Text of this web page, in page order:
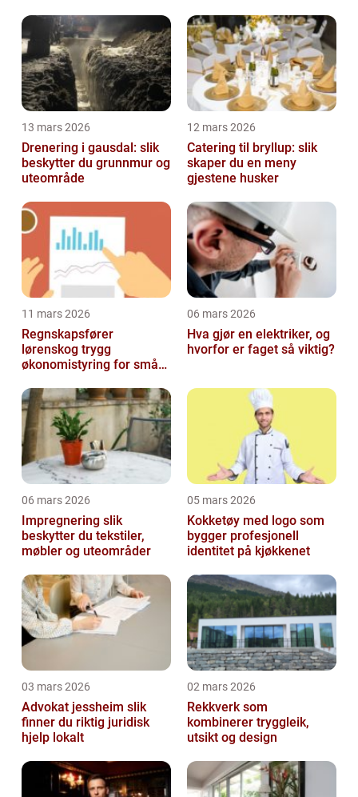
13 mars 2026
Drenering i gausdal: slik
beskytter du grunnmur og
uteområde
12 mars 2026
Catering til bryllup: slik
skaper du en meny
gjestene husker
11 mars 2026
Regnskapsfører
lørenskog trygg
økonomistyring for små
06 mars 2026
Hva gjør en elektriker, og
hvorfor er faget så viktig?
06 mars 2026
Impregnering slik
beskytter du tekstiler,
møbler og uteområder
05 mars 2026
Kokketøy med logo som
bygger profesjonell
identitet på kjøkkenet
03 mars 2026
Advokat jessheim slik
finner du riktig juridisk
hjelp lokalt
02 mars 2026
Rekkverk som
kombinerer tryggleik,
utsikt og design